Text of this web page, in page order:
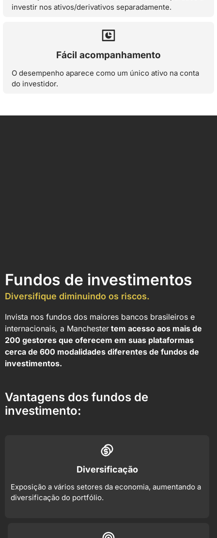
investir nos ativos/derivativos separadamente.
Fácil acompanhamento
O desempenho aparece como um único ativo na conta
do investidor.
Fundos de investimentos
Diversifique diminuindo os riscos.
Invista nos fundos dos maiores bancos brasileiros e
internacionais, a Manchester tem acesso aos mais de
200 gestores que oferecem em suas plataformas
cerca de 600 modalidades diferentes de fundos de
investimentos.
Vantagens dos fundos de
investimento:
Diversificação
Exposição a vários setores da economia, aumentando a
diversificação do portfólio.